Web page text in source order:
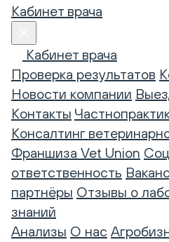
Кабинет врача
Кабинет врача
Проверка результатов
Новости компании
Контакты
Консалтинг
Франшиза Vet Union
ответственность
партнёры Отзывы о
знаний
Анализы О нас